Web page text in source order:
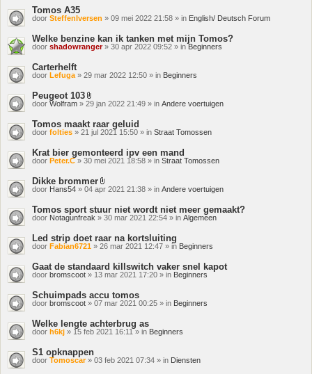
Tomos A35
door SteffenIversen » 09 mei 2022 21:58 » in English/ Deutsch Forum
Welke benzine kan ik tanken met mijn Tomos?
door shadowranger» 30 apr 2022 09:52 » inBeginners
Carterhelft
door Lefuga » 29 mar 2022 12:50 » in Beginners
Peugeot 103
Bijlage(n)
door Wolfram » 29 jan 2022 21:49 » in Andere voertuigen
Tomos maakt raar geluid
door folties » 21 jul 2021 15:50 » in Straat Tomossen
Krat bier gemonteerd ipv een mand
door Peter.C» 30 mei 2021 18:58 » in Straat Tomossen
Dikke brommer
Bijlage(n)
door Hans54 » 04 apr 2021 21:38 » in Andere voertuigen
Tomos sport stuur niet wordt niet meer gemaakt?
door Notagunfreak » 30 mar 2021 22:54 » in Algemeen
Led strip doet raar na kortsluiting
door Fabian6721 » 26 mar 2021 12:47 » in Beginners
Gaat de standaard killswitch vaker snel kapot
door bromscoot » 13 mar 2021 17:20 » in Beginners
Schuimpads accu tomos
door bromscoot » 07 mar 2021 00:25 » in Beginners
Welke lengte achterbrug as
door h6kj » 15 feb 2021 16:11 » in Beginners
S1 opknappen
door Tomoscar» 03 feb 2021 07:34 » in Diensten